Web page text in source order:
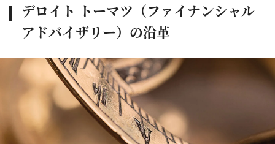
デロイト トーマツ（ファイナンシャル
アドバイザリー）の沿革